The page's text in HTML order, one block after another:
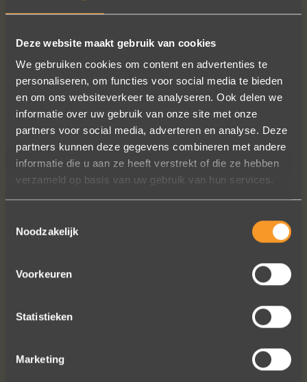
Deze website maakt gebruik van cookies
We gebruiken cookies om content en advertenties te
personaliseren, om functies voor social media te bieden
en om ons websiteverkeer te analyseren. Ook delen we
informatie over uw gebruik van onze site met onze
partners voor social media, adverteren en analyse. Deze
partners kunnen deze gegevens combineren met andere
informatie die u aan ze heeft verstrekt of die ze hebben
verzameld op basis van uw gebruik van hun services.
Noodzakelijk
Voorkeuren
Statistieken
Marketing
In de ban van uw creaties zijn we
bezig met onze derde bestelling (uit
Frankrijk). De ontvangst is altijd zo
vriendelijk, het team reageert snel en
uitstekend advies. We hebben zojuist
paar steentjes aan toegevoegd, het